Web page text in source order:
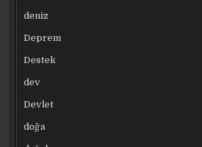
deniz
Deprem
Destek
dev
Devlet
doğa